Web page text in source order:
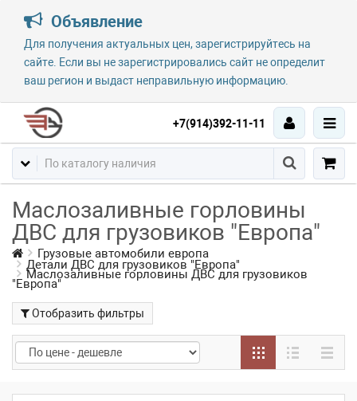
Объявление
Для получения актуальных цен, зарегистрируйтесь на
сайте. Если вы не зарегистрировались сайт не определит
ваш регион и выдаст неправильную информацию.
+7(914)392-11-11
Маслозаливные горловины
ДВС для грузовиков "Европа"
Грузовые автомобили европа
Детали ДВС для грузовиков "Европа"
Маслозаливные горловины ДВС для грузовиков
"Европа"
Отобразить фильтры